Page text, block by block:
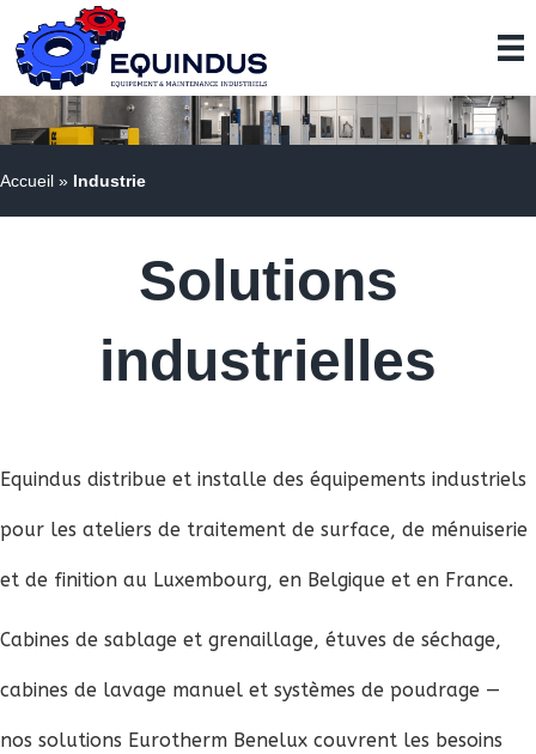
Accueil » Industrie
Solutions
industrielles
Equindus distribue et installe des équipements industriels
pour les ateliers de traitement de surface, de ménuiserie
et de finition au Luxembourg, en Belgique et en France.
Cabines de sablage et grenaillage, étuves de séchage,
cabines de lavage manuel et systèmes de poudrage —
nos solutions Eurotherm Benelux couvrent les besoins